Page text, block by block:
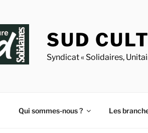
SUD
Syndicat « Solidaires,
Qui sommes-nous ? Les